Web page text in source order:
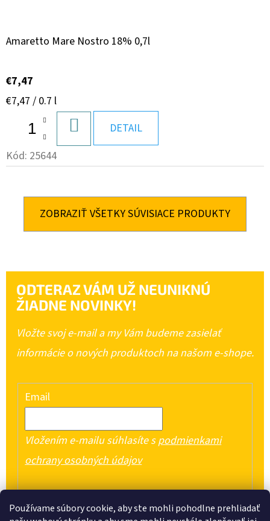
Používame súbory cookie, aby ste mohli pohodlne prehliadať
Amaretto Mare Nostro 18% 0,7l
€7,47
Jednotková
€7,47 / 0.7 l
KOŠÍKA
DETAIL
Kód: 25644
ZOBRAZIŤ VŠETKY SÚVISIACE PRODUKTY
ODTERAZ VÁM UŽ NEUNIKNÚ
ŽIADNE NOVINKY!
Vložte svoj e-mail a my Vám budeme zasielať
informácie o nových produktoch na našom e-shope.
Email
Vložením e-mailu súhlasíte spodmienkami
ochrany osobných údajov
PRIHLÁSIŤ SA